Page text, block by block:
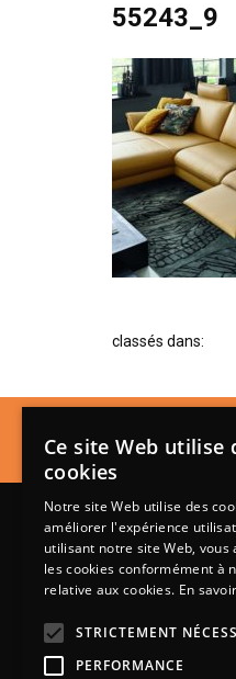
55243_9
classés dans:
Lundi de
Mardi à
Samedi
Ce site Web utilise
cookies
Notre site Web utilise des
améliorer l'expérience
utilisant notre site Web, vous
les cookies conformément à
relative aux cookies. En
STRICTEMENT
PERFORMANCE